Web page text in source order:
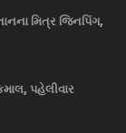
મિત્ર જિનપિંગ,
પહેલીવાર